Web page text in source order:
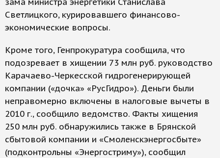
Светлицкого, курировавшего финансово-
экономические вопросы.
Кроме того, Генпрокуратура сообщила, что
подозревает в хищении 73 млн руб. руководство
Карачаево-Черкесской гидрогенерирующей
компании («дочка» «РусГидро»). Деньги были
неправомерно включены в налоговые вычеты в
2010 г., сообщило ведомство. Факты хищения
250 млн руб. обнаружились также в Брянской
сбытовой компании и «Смоленскэнергосбыте»
(подконтрольны «Энергостриму»), сообщил